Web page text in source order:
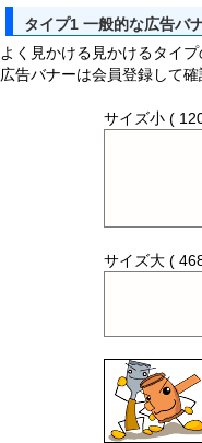
タイプ1 一般的な広告バ
よく見かける見かけるタイ
広告バナーは会員登録して
サイズ小 (
サイズ大 (